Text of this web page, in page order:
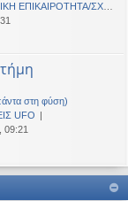
ΕΠΙΚΑΙΡΟΤΗΤΑ/ΣΧΟ…
στη φύση)
UFO
09:21